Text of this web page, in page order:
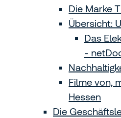
Die Marke
Übersicht:
Das
-
Filme von,
Hessen
Die